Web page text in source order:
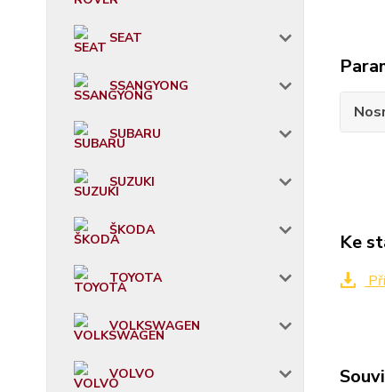
SEAT
SSANGYONG
SUBARU
SUZUKI
ŠKODA
TOYOTA
VOLKSWAGEN
VOLVO
Ke